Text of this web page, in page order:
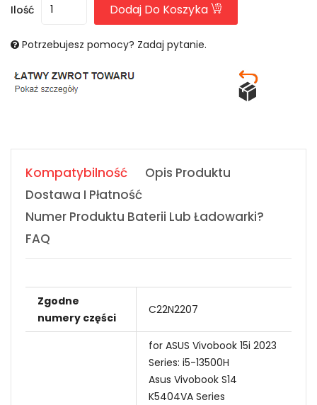
Ilość Dodaj Do Koszyka
Potrzebujesz pomocy? Zadaj pytanie.
Kompatybilność
Opis Produktu
Dostawa I Płatność
Numer Produktu Baterii Lub Ładowarki?
FAQ
Zgodne
numery części
C22N2207
for ASUS Vivobook 15i 2023
Series: i5-13500H
Asus Vivobook S14
K5404VA Series